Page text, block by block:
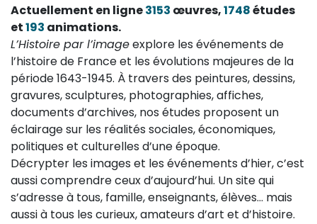
Actuellement en ligne3153 œuvres,1748études
et193 animations.
L’Histoire par l’imageexplore les événements de
l’histoire de France et les évolutions majeures de la
période 1643-1945. À travers des peintures, dessins,
gravures, sculptures, photographies, affiches,
documents d’archives, nos études proposent un
éclairage sur les réalités sociales, économiques,
politiques et culturelles d’une époque.
Décrypter les images et les événements d’hier, c’est
aussi comprendre ceux d’aujourd’hui. Un site qui
s’adresse à tous, famille, enseignants, élèves… mais
aussi à tous les curieux, amateurs d’art et d’histoire.